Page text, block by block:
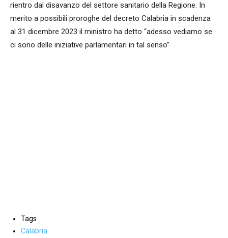
rientro dal disavanzo del settore sanitario della Regione. In
merito a possibili proroghe del decreto Calabria in scadenza
al 31 dicembre 2023 il ministro ha detto “adesso vediamo se
ci sono delle iniziative parlamentari in tal senso”
Tags
Calabria